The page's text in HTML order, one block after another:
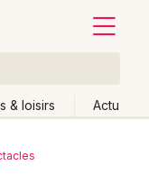
& loisirs Actu